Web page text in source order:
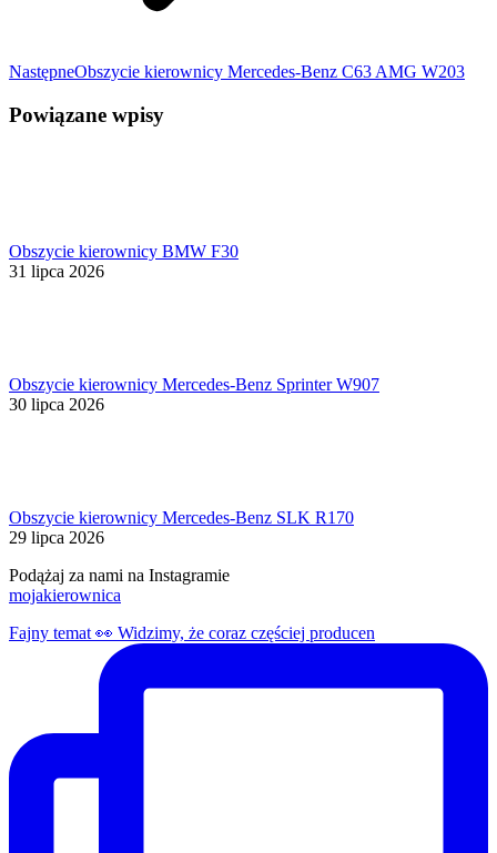
NastępneNastępny
Obszycie kierownicy Mercedes-Benz C63 AMG W203
Powiązane wpisy
Obszycie kierownicy BMW F30
31 lipca 2026
Obszycie kierownicy Mercedes-Benz Sprinter W907
30 lipca 2026
Obszycie kierownicy Mercedes-Benz SLK R170
29 lipca 2026
Podążaj za nami na Instagramie
mojakierownica
Fajny temat 👀 Widzimy, że coraz częściej producen